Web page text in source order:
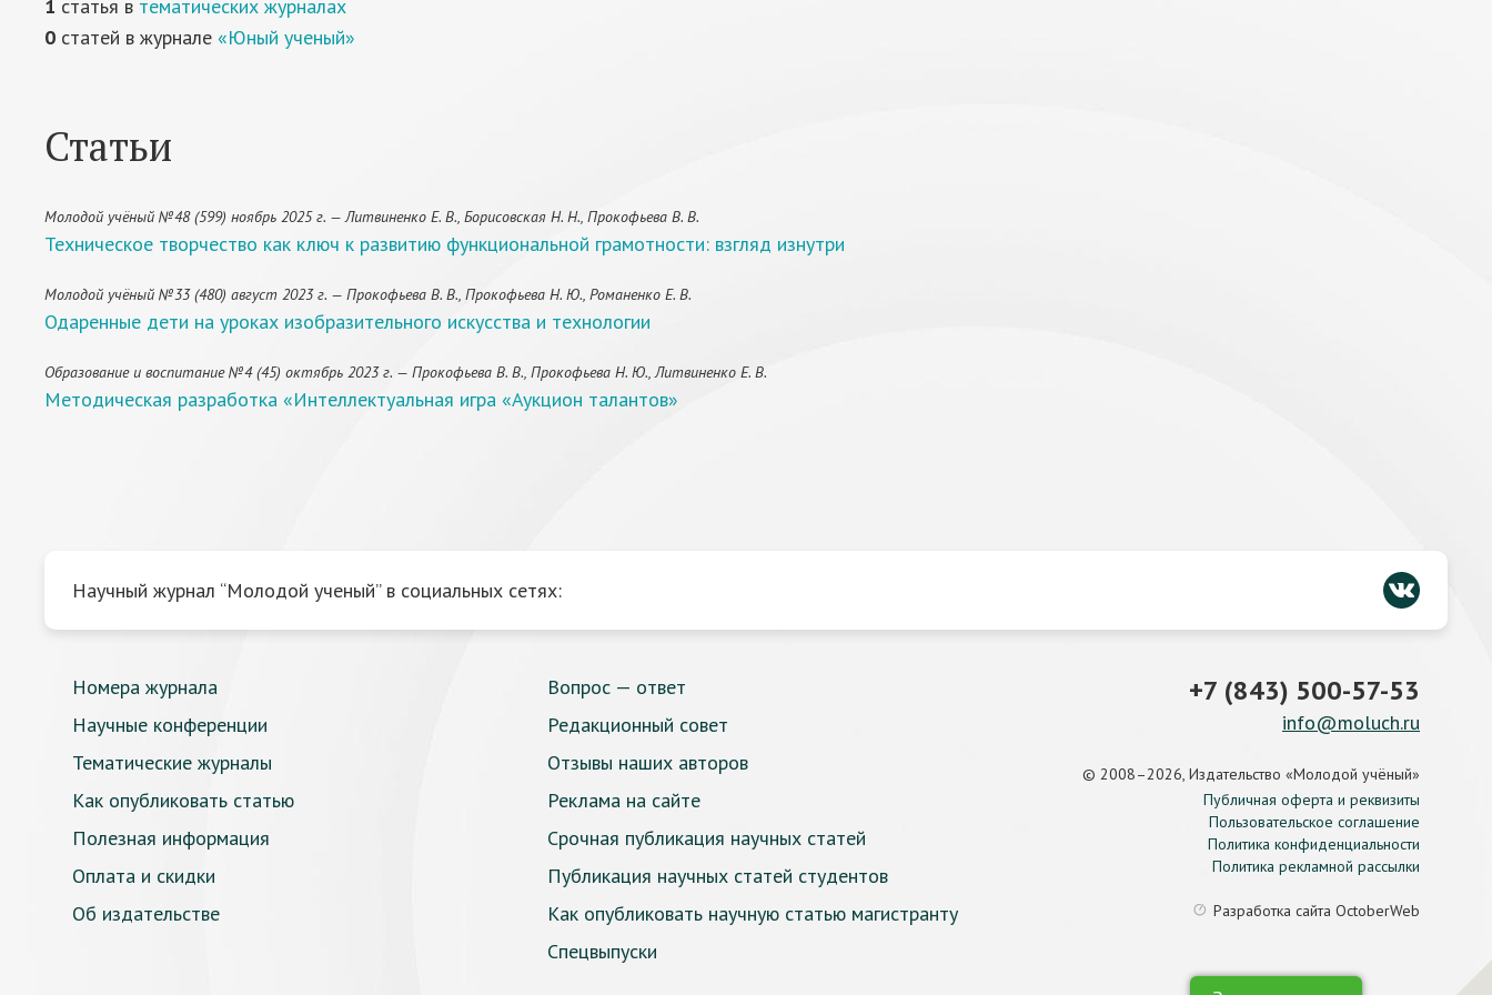
1 статья в тематических журналах
0 статей в журнале «Юный ученый»
Статьи
Молодой учёный №48 (599) ноябрь 2025 г. — Литвиненко Е. В., Борисовская Н. Н., Прокофьева В. В.
Техническое творчество как ключ к развитию функциональной грамотности: взгляд изнутри
Молодой учёный №33 (480) август 2023 г. — Прокофьева В. В., Прокофьева Н. Ю., Романенко Е. В.
Одаренные дети на уроках изобразительного искусства и технологии
Образование и воспитание №4 (45) октябрь 2023 г. — Прокофьева В. В., Прокофьева Н. Ю., Литвиненко Е. В.
Методическая разработка «Интеллектуальная игра «Аукцион талантов»
Научный журнал “Молодой ученый” в социальных сетях:
Номера журнала
Научные конференции
Тематические журналы
Как опубликовать статью
Полезная информация
Оплата и скидки
Об издательстве
Вопрос — ответ
Редакционный совет
Отзывы наших авторов
Реклама на сайте
Срочная публикация научных статей
Публикация научных статей студентов
Как опубликовать научную статью магистранту
Спецвыпуски
+7 (843) 500-57-53
info@moluch.ru
© 2008–2026, Издательство «Молодой учёный»
Публичная оферта и реквизиты
Пользовательское соглашение
Политика конфиденциальности
Политика рекламной рассылки
Разработка сайта OctoberWeb